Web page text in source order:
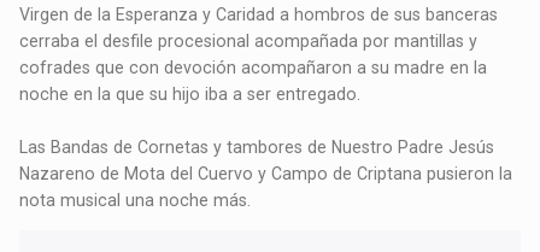
Virgen de la Esperanza y Caridad a hombros de sus banceras
cerraba el desfile procesional acompañada por mantillas y
cofrades que con devoción acompañaron a su madre en la
noche en la que su hijo iba a ser entregado.
Las Bandas de Cornetas y tambores de Nuestro Padre Jesús
Nazareno de Mota del Cuervo y Campo de Criptana pusieron la
nota musical una noche más.